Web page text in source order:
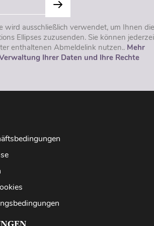
wird ausschließlich verwendet, um Ihnen die
Ellipses zuzusenden. Sie können
enthaltenen Abmeldelink nutzen.. Mehr
Ihrer Daten und Ihre Rechte